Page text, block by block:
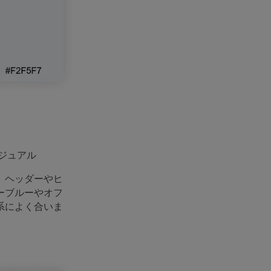
ュアル
ヘッダーやヒ
ブルーやオフ
よく合いま